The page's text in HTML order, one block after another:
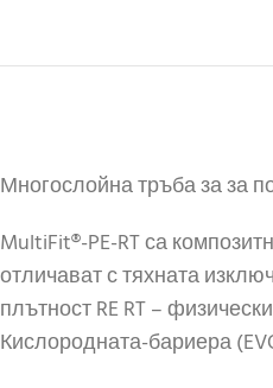
Многослойна тръба за за
MultiFit®-PE-RT са
отличават с тяхната
плътност RE RT –
Кислородната-бариера